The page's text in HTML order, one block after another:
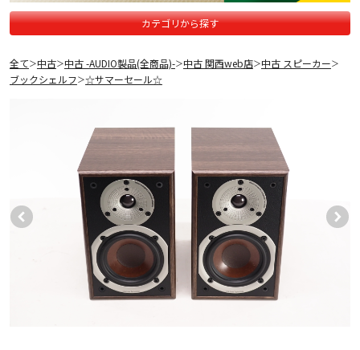
カテゴリから探す
全て＞中古＞中古 -AUDIO製品(全商品)-＞中古 関西web店＞中古 スピーカー＞
ブックシェルフ＞☆サマーセール☆